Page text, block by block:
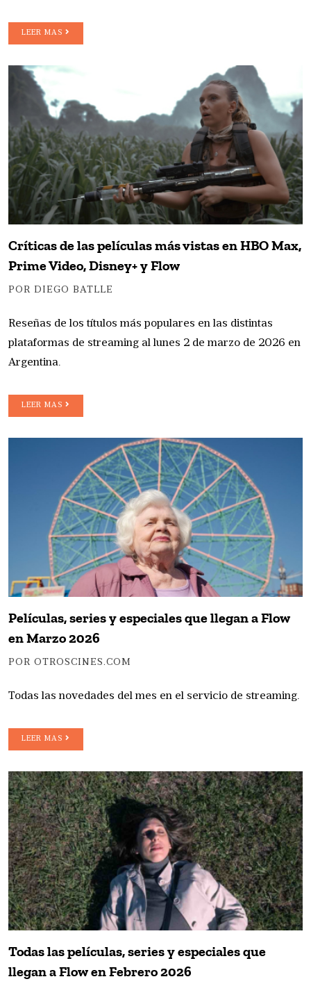
LEER MAS
Críticas de las películas más vistas en HBO Max,
Prime Video, Disney+ y Flow
POR DIEGO BATLLE
Reseñas de los títulos más populares en las distintas
plataformas de streaming al lunes 2 de marzo de 2026 en
Argentina.
LEER MAS
Películas, series y especiales que llegan a Flow
en Marzo 2026
POR OTROSCINES.COM
Todas las novedades del mes en el servicio de streaming.
LEER MAS
Todas las películas, series y especiales que
llegan a Flow en Febrero 2026